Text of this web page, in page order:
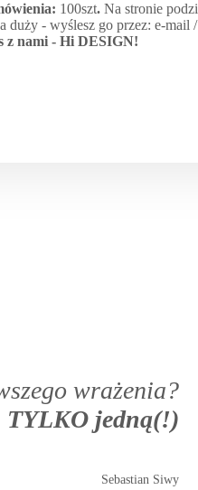
100szt. Na stronie
- wyślesz go przez: e-
z nami - Hi DESIGN!
wrażenia?
TYLKO jedną(!)
Sebastian Siwy